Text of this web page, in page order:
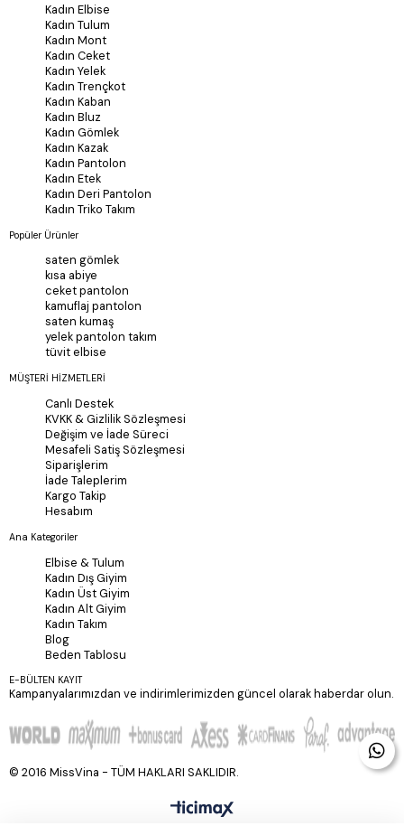
Kadın Elbise
Kadın Tulum
Kadın Mont
Kadın Ceket
Kadın Yelek
Kadın Trençkot
Kadın Kaban
Kadın Bluz
Kadın Gömlek
Kadın Kazak
Kadın Pantolon
Kadın Etek
Kadın Deri Pantolon
Kadın Triko Takım
Popüler Ürünler
saten gömlek
kısa abiye
ceket pantolon
kamuflaj pantolon
saten kumaş
yelek pantolon takım
tüvit elbise
MÜŞTERİ HİZMETLERİ
Canlı Destek
KVKK & Gizlilik Sözleşmesi
Değişim ve İade Süreci
Mesafeli Satiş Sözleşmesi
Siparişlerim
İade Taleplerim
Kargo Takip
Hesabım
Ana Kategoriler
Elbise & Tulum
Kadın Dış Giyim
Kadın Üst Giyim
Kadın Alt Giyim
Kadın Takım
Blog
Beden Tablosu
E-BÜLTEN KAYIT
Kampanyalarımızdan ve indirimlerimizden güncel olarak haberdar olun.
© 2016 MissVina - TÜM HAKLARI SAKLIDIR.